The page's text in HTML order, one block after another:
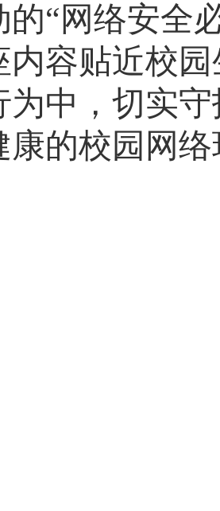
的“网络安全
内容贴近校
为中，切实
康的校园网